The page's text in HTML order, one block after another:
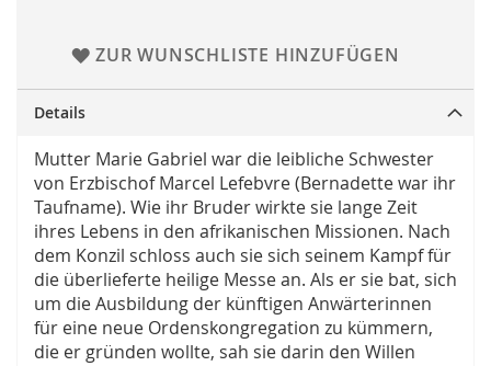
ZUR WUNSCHLISTE HINZUFÜGEN
Details
Mutter Marie Gabriel war die leibliche Schwester
von Erzbischof Marcel Lefebvre (Bernadette war ihr
Taufname). Wie ihr Bruder wirkte sie lange Zeit
ihres Lebens in den afrikanischen Missionen. Nach
dem Konzil schloss auch sie sich seinem Kampf für
die überlieferte heilige Messe an. Als er sie bat, sich
um die Ausbildung der künftigen Anwärterinnen
für eine neue Ordenskongregation zu kümmern,
die er gründen wollte, sah sie darin den Willen